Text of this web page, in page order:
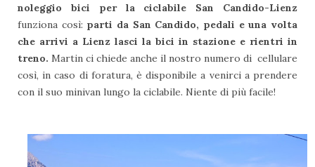
noleggio bici per la ciclabile San Candido-Lienz
funziona così: parti da San Candido, pedali e una volta
che arrivi a Lienz lasci la bici in stazione e rientri in
treno. Martin ci chiede anche il nostro numero di cellulare
così, in caso di foratura, è disponibile a venirci a prendere
con il suo minivan lungo la ciclabile. Niente di più facile!